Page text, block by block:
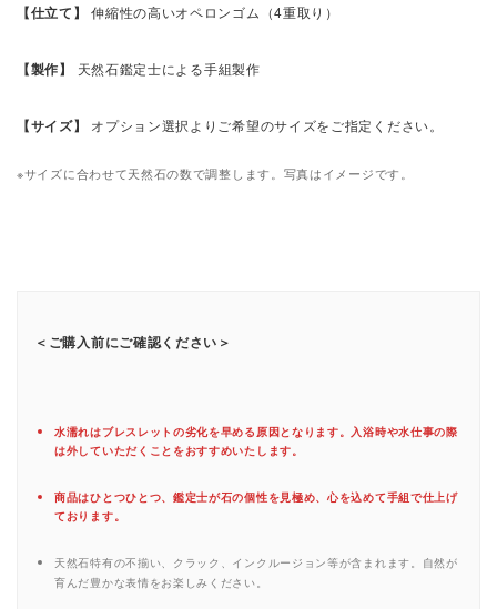
【仕立て】 伸縮性の高いオペロンゴム（4重取り）
【製作】 天然石鑑定士による手組製作
【サイズ】 オプション選択よりご希望のサイズをご指定ください。
※サイズに合わせて天然石の数で調整します。写真はイメージです。
＜ご購入前にご確認ください＞
水濡れはブレスレットの劣化を早める原因となります。入浴時や水仕事の際
は外していただくことをおすすめいたします。
商品はひとつひとつ、鑑定士が石の個性を見極め、心を込めて手組で仕上げ
ております。
天然石特有の不揃い、クラック、インクルージョン等が含まれます。自然が
育んだ豊かな表情をお楽しみください。